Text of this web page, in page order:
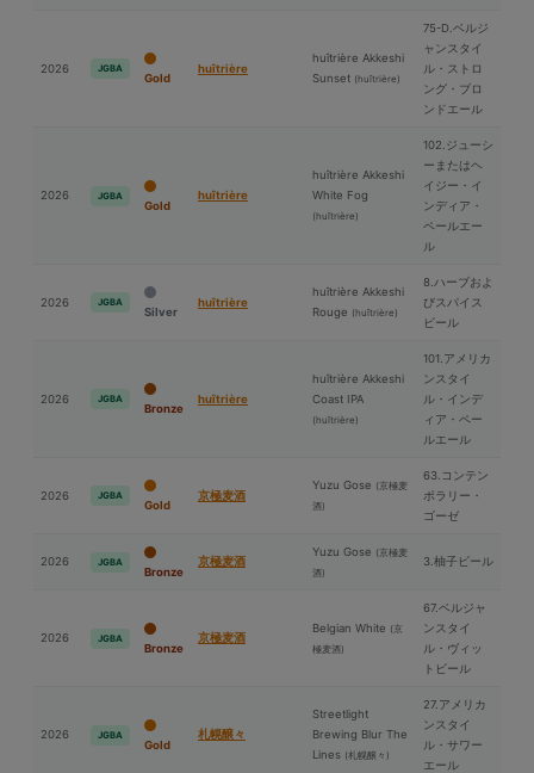
2026 JGBA
Gold
huîtrière
huîtrière Akkeshi
Sunset (huîtrière)
75-D.ベルジ
ャンスタイ
ル・ストロ
ング・ブロ
ンドエール
2026 JGBA
Gold
huîtrière
huîtrière Akkeshi
White Fog
(huîtrière)
102.ジューシ
ーまたはヘ
イジー・イ
ンディア・
ペールエー
ル
2026 JGBA
Silver
huîtrière
huîtrière Akkeshi
Rouge (huîtrière)
8.ハーブおよ
びスパイス
ビール
2026 JGBA
Bronze
huîtrière
huîtrière Akkeshi
Coast IPA
(huîtrière)
101.アメリカ
ンスタイ
ル・インデ
ィア・ペー
ルエール
2026 JGBA
Gold
京極⻨酒
Yuzu Gose (京極⻨
酒)
63.コンテン
ポラリー・
ゴーゼ
2026 JGBA
Bronze
京極⻨酒
Yuzu Gose (京極⻨
酒)
3.柚子ビール
2026 JGBA
Bronze
京極⻨酒
Belgian White (京
極⻨酒)
67.ベルジャ
ンスタイ
ル・ヴィッ
トビール
2026 JGBA
Gold
札幌醸々
Streetlight
Brewing Blur The
Lines (札幌醸々)
27.アメリカ
ンスタイ
ル・サワー
エール